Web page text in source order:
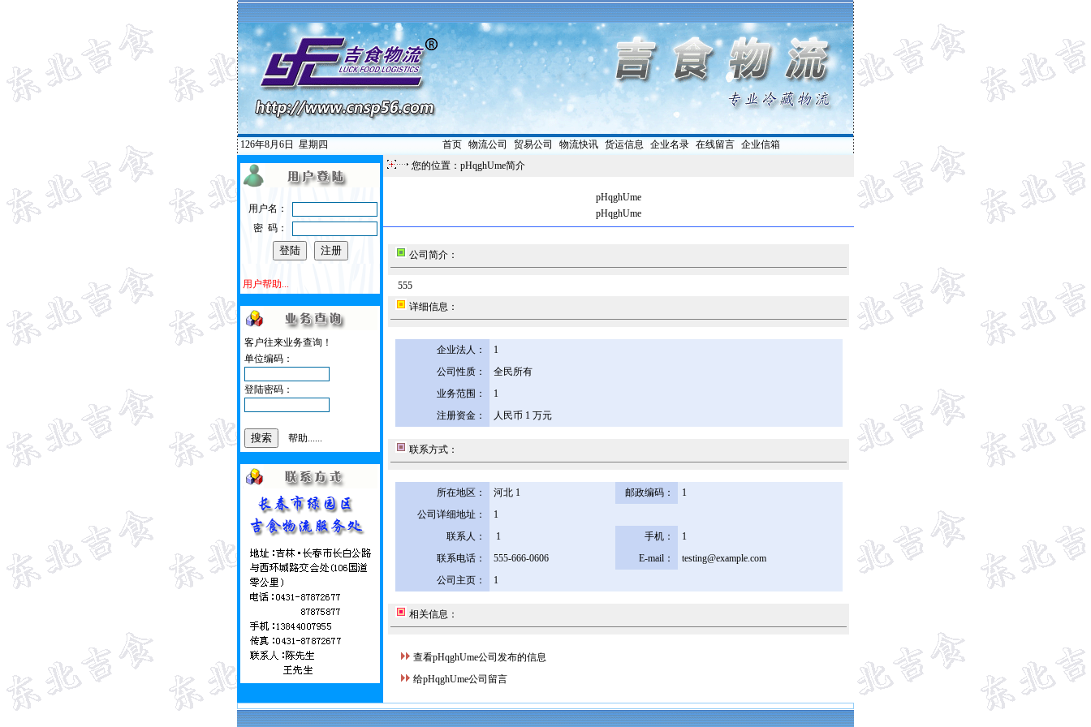
126年8月6日 星期四 首页| 物流公司 贸易公司 物流快讯| 货运信息 企业名录| 在线留言| 企业信箱
用户名：
密 码：
用户帮助...
客户往来业务查询！
单位编码：
登陆密码：
帮助......
您的位置：pHqghUme简介
pHqghUme
pHqghUme
公司简介：
555
详细信息：
企业法人：
1
公司性质：
全民所有
业务范围：
1
注册资金：
人民币 1 万元
联系方式：
所在地区： 河北 1 邮政编码：
1
公司详细地址：
1
联系人：
1 手机：
1
联系电话：
555-666-0606 E-mail：
testing@example.com
公司主页：
1
相关信息：
查看pHqghUme公司发布的信息
给pHqghUme公司留言